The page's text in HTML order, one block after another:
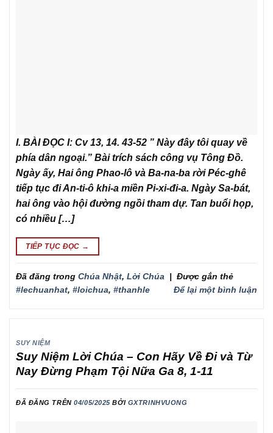
I. BÀI ĐỌC I: Cv 13, 14. 43-52 ” Này đây tôi quay về
phía dân ngoại.” Bài trích sách công vụ Tông Đồ.
Ngày ấy, Hai ông Phao-lô và Ba-na-ba rời Péc-ghê
tiếp tục đi An-ti-ô khi-a miền Pi-xi-đi-a. Ngày Sa-bát,
hai ông vào hội đường ngồi tham dự. Tan buổi họp,
có nhiều […]
TIẾP TỤC ĐỌC →
Đã đăng trong Chúa Nhật, Lời Chúa | Được gắn thẻ
#lechuanhat, #loichua, #thanhle Để lại một bình luận
SUY NIỆM
Suy Niệm Lời Chúa – Con Hãy Về Đi và Từ
Nay Đừng Phạm Tội Nữa Ga 8, 1-11
ĐÃ ĐĂNG TRÊN04/05/2025 BỞI GXTRINHVUONG